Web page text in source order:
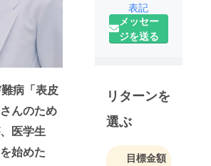
病「表皮
んのため
医学生
始めた
県出身。北
海道大学在
学中に皮膚
チョコレー
トブランド
andewを立
TBS Nスタの
表記
メッセー
ジを送る
リターンを
選ぶ
目標金額